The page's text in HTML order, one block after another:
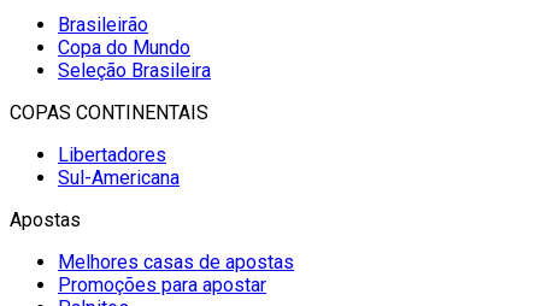
Brasileirão
Copa do Mundo
Seleção Brasileira
COPAS CONTINENTAIS
Libertadores
Sul-Americana
Apostas
Melhores casas de apostas
Promoções para apostar